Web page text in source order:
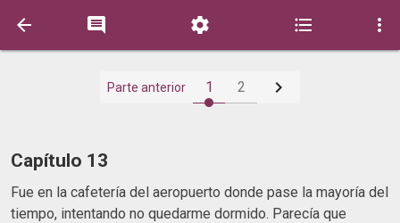
    
Parte anterior 1 2 
Capítulo 13
Fue en la cafetería del aeropuerto donde pase la mayoría del
tiempo, intentando no quedarme dormido. Parecía que